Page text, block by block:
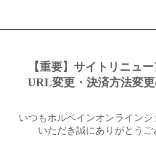
【重要】サイトリニュ
URL変更・決済方法変
いつもホルベインオンラインシ
いただき誠にありがとうご